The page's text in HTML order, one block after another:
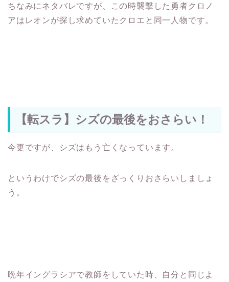
ちなみにネタバレですが、この時襲撃した勇者クロノ
アはレオンが探し求めていたクロエと同一人物です。
【転スラ】シズの最後をおさらい！
今更ですが、シズはもう亡くなっています。
というわけでシズの最後をざっくりおさらいしましょ
う。
晩年イングラシアで教師をしていた時、自分と同じよ